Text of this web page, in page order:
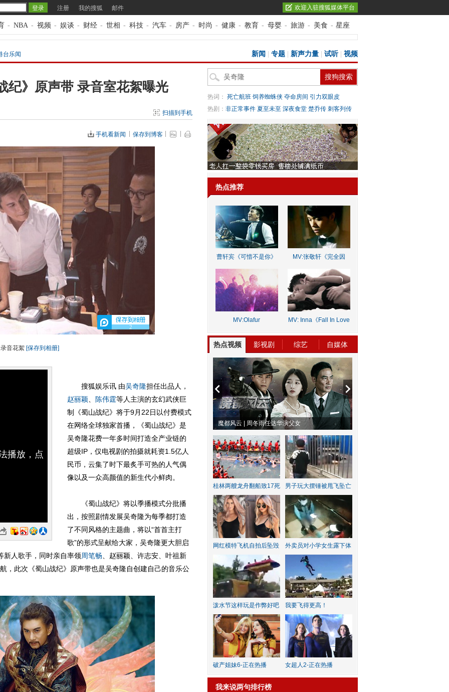
注册 我的搜狐 邮件 欢迎入驻搜狐媒体平台
- NBA - 视频 - 娱谈 - 财经 - 世相 - 科技 - 汽车 - 房产 - 时尚 - 健康 - 教育 - 母婴 - 旅游 - 美食 - 星座
台乐闻 新闻 专题 新声力量 试听| 视频
纪》原声带 录音室花絮曝光
扫描到手机
手机看新闻 保存到博客
2
录音花絮 [保存到相册]
播放，点
搜狐娱乐讯 由吴奇隆担任出品人，
赵丽颖
陈伟霆等人主演的玄幻武侠巨
制《蜀山战纪》将于9月22日以付费模式
在网络全球独家首播，《蜀山战纪》是
吴奇隆花费一年多时间打造全产业链的
超级IP，仅电视剧的拍摄就耗资1.5亿人
民币，云集了时下最炙手可热的人气偶
像以及一众高颜值的新生代小鲜肉。
《蜀山战纪》将以季播模式分批播
出，按照剧情发展吴奇隆为每季都打造
了不同风格的主题曲，将以“首首主打
歌”的形式呈献给大家，吴奇隆更大胆启
新人歌手，同时亲自率领周笔畅 、赵丽颖、许志安、叶祖新
，此次《蜀山战纪》原声带也是吴奇隆自创建自己的音乐公
热词： 死亡航班 饲养蜘蛛侠 夺命房间 引力双眼皮
热剧： 非正常事件 夏至未至 深夜食堂 楚乔传 刺客列传
热点推荐
曹轩宾《可惜不是你》
MV:张敬轩《完全因
MV:Olafur
MV: Inna《Fall In Love
热点视频 影视剧 综艺 自媒体
动物系恋人啊 | 钟欣潼体验爱情哲学 南方有乔木 | “科创CP”渐入佳境
桂林两艘龙舟翻船致17死 男子玩大摆锤被甩飞坠亡
网红模特飞机自拍后坠毁 外卖员对小学女生露下体
泼水节这样玩是作弊好吧 我要飞得更高！
破产姐妹6-正在热播 女超人2-正在热播
我来说两句排行榜